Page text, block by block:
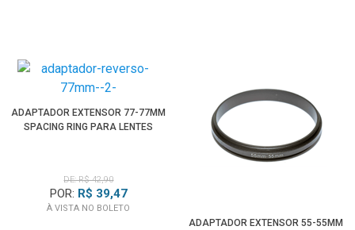
ADAPTADOR EXTENSOR 77-77MM
SPACING RING PARA LENTES
DE: R$ 42,90
POR: R$ 39,47
À VISTA NO BOLETO
ADAPTADOR EXTENSOR 55-55MM